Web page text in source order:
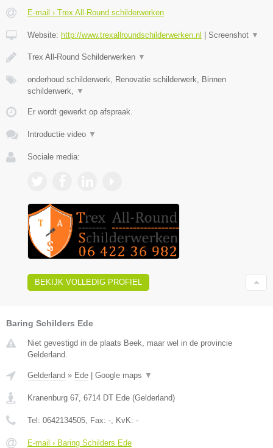
E-mail › Trex All-Round schilderwerken
Website: http://www.trexallroundschilderwerken.nl | Screenshot ▼
Trex All-Round Schilderwerken ▼
onderhoud schilderwerk, Renovatie schilderwerk, Binnen
schilderwerk,
▼
Er wordt gewerkt op afspraak.
Introductie video ▼
Sociale media:
BEKIJK VOLLEDIG PROFIEL
Baring Schilders Ede
Niet gevestigd in de plaats Beek, maar wel in de provincie
Gelderland.
Gelderland » Ede Google maps ▼
Kranenburg 67 6714 DT Ede (Gelderland)
Tel: 0642134505 , Fax: - , KvK: -
E-mail › Baring Schilders Ede